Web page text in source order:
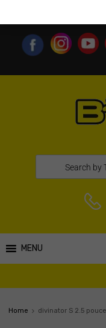
MENU
Home divinator S 2.5